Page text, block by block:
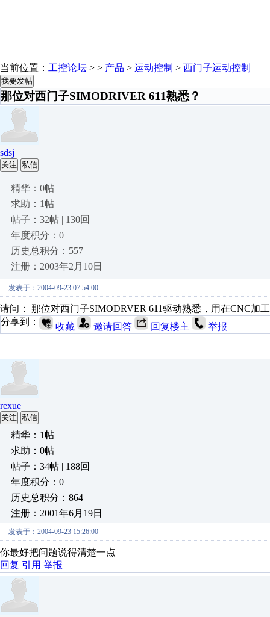
当前位置： 工控论坛 > > 产品 > 运动控制 > 西门子运动控制
我要发帖
那位对西门子SIMODRIVER 611熟悉？
sdsj
关注 私信
精华：0帖
求助：1帖
帖子：32帖 | 130回
年度积分：0
历史总积分：557
注册：2003年2月10日
发表于：2004-09-23 07:54:00
请问： 那位对西门子SIMODRVER 611驱动熟悉，用在CNC加
分享到：
收藏 邀请回答 回复楼主 举报
rexue
关注 私信
精华：1帖
求助：0帖
帖子：34帖 | 188回
年度积分：0
历史总积分：864
注册：2001年6月19日
发表于：2004-09-23 15:26:00
你最好把问题说得清楚一点
回复 引用 举报